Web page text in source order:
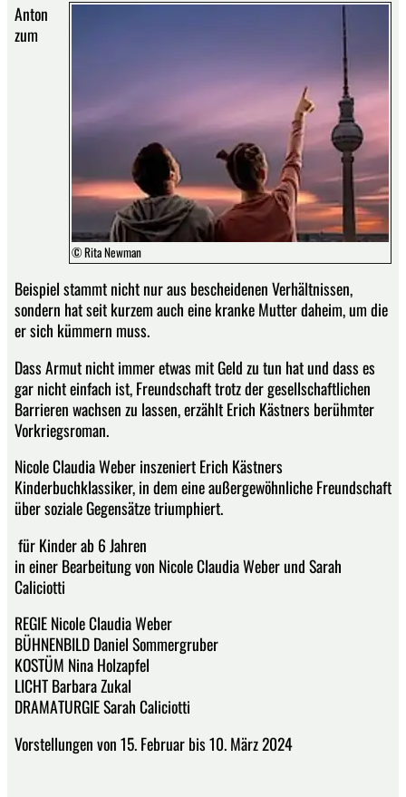
© Rita Newman
Anton
zum
Beispiel stammt nicht nur aus bescheidenen Verhältnissen,
sondern hat seit kurzem auch eine kranke Mutter daheim, um die
er sich kümmern muss.
Dass Armut nicht immer etwas mit Geld zu tun hat und dass es
gar nicht einfach ist, Freundschaft trotz der gesellschaftlichen
Barrieren wachsen zu lassen, erzählt Erich Kästners berühmter
Vorkriegsroman.
Nicole Claudia Weber inszeniert Erich Kästners
Kinderbuchklassiker, in dem eine außergewöhnliche Freundschaft
über soziale Gegensätze triumphiert.
für Kinder ab 6 Jahren
in einer Bearbeitung von Nicole Claudia Weber und Sarah
Caliciotti
REGIE Nicole Claudia Weber
BÜHNENBILD Daniel Sommergruber
KOSTÜM Nina Holzapfel
LICHT Barbara Zukal
DRAMATURGIE Sarah Caliciotti
Vorstellungen von 15. Februar bis 10. März 2024